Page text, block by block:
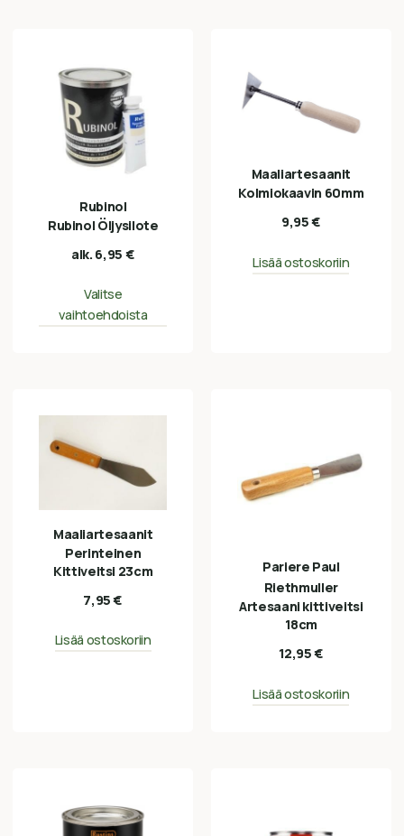
Rubinol
Rubinol Öljysilote
alk. 6,95 €
Valitse
vaihtoehdoista
Maaliartesaanit
Kolmiokaavin 60mm
9,95€
Lisää ostoskoriin
Maaliartesaanit
Perinteinen
Kittiveitsi 23cm
7,95€
Lisää ostoskoriin
Pariere Paul
Riethmuller
Artesaani kittiveitsi
18cm
12,95€
Lisää ostoskoriin